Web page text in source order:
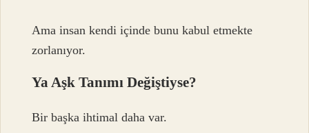
Ama insan kendi içinde bunu kabul etmekte
zorlanıyor.
Ya Aşk Tanımı Değiştiyse?
Bir başka ihtimal daha var.